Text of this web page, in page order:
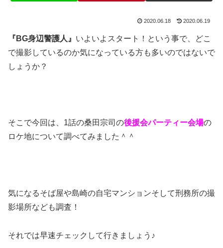
2020.06.18 2020.06.19
『BG身辺警護人』 いよいよスタート！という事で、どこ
で撮影しているのか気になっている方も多いのではないで
しょうか？
そこで今回は、1話の桑田宗司の後援会パーティー会場の
ロケ地について調べてみました＾＾
気になるそば屋や島崎の自宅マンションそして刑務所の撮
影場所なども調査！
それでは早速チェックして行きましょう♪